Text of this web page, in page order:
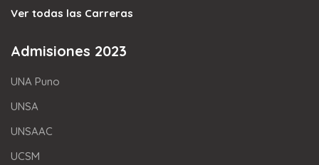
Ver todas las Carreras
Admisiones 2023
UNA Puno
UNSA
UNSAAC
UCSM